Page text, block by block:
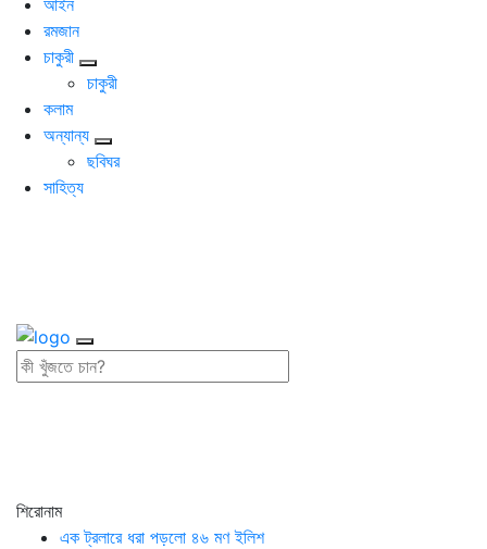
আইন
রমজান
চাকুরী
চাকুরী
কলাম
অন্যান্য
ছবিঘর
সাহিত্য
শিরোনাম
এক ট্রলারে ধরা পড়লো ৪৬ মণ ইলিশ